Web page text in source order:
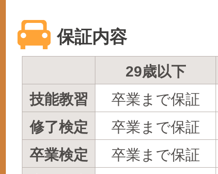
保証内容
29歳以下
技能教習
卒業まで保証
修了検定
卒業まで保証
卒業検定
卒業まで保証